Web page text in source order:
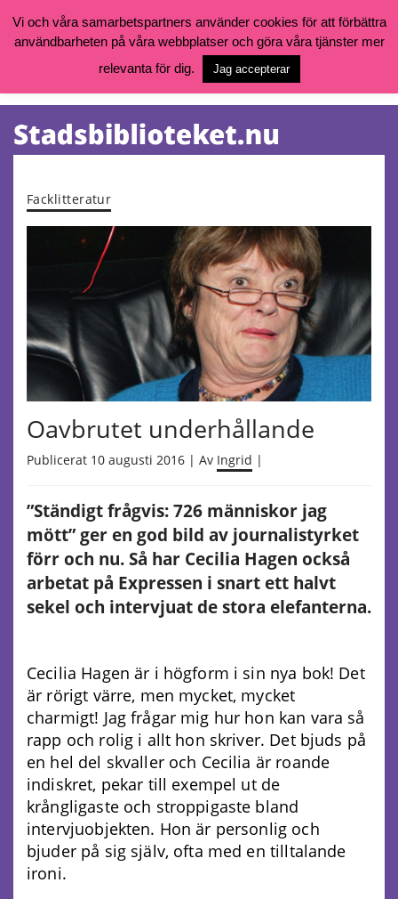
Vill du söka böcker, logga in på ditt bibliotekskonto eller nå övriga
goteborg.se/bibliotek
Öppettider, katalog och kontakt
Tjänster
Facklitteratur
Oavbrutet underhållande
Publicerat 10 augusti 2016 | Av Ingrid |
”Ständigt frågvis: 726 människor jag
mött” ger en god bild av journalistyrket
förr och nu. Så har Cecilia Hagen också
arbetat på Expressen i snart ett halvt
sekel och intervjuat de stora elefanterna.
Cecilia Hagen är i högform i sin nya bok! Det
är rörigt värre, men mycket, mycket
charmigt! Jag frågar mig hur hon kan vara så
rapp och rolig i allt hon skriver. Det bjuds på
en hel del skvaller och Cecilia är roande
indiskret, pekar till exempel ut de
krångligaste och stroppigaste bland
intervjuobjekten. Hon är personlig och
bjuder på sig själv, ofta med en tilltalande
ironi.
Vi och våra samarbetspartners använder cookies för att förbättra
användbarheten på våra webbplatser och göra våra tjänster mer
relevanta för dig.
Jag accepterar